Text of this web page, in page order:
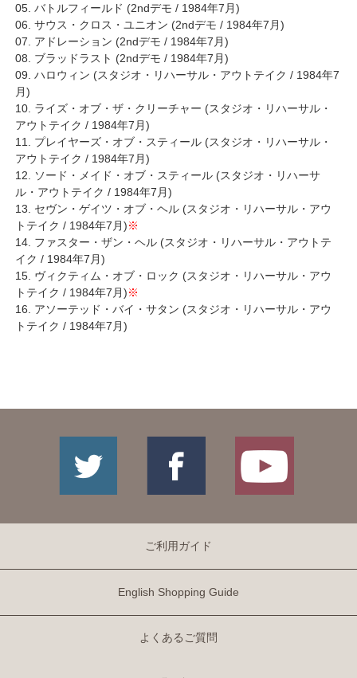
05. バトルフィールド (2ndデモ / 1984年7月)
06. サウス・クロス・ユニオン (2ndデモ / 1984年7月)
07. アドレーション (2ndデモ / 1984年7月)
08. ブラッドラスト (2ndデモ / 1984年7月)
09. ハロウィン (スタジオ・リハーサル・アウトテイク / 1984年7
月)
10. ライズ・オブ・ザ・クリーチャー (スタジオ・リハーサル・
アウトテイク / 1984年7月)
11. プレイヤーズ・オブ・スティール (スタジオ・リハーサル・
アウトテイク / 1984年7月)
12. ソード・メイド・オブ・スティール (スタジオ・リハーサ
ル・アウトテイク / 1984年7月)
13. セヴン・ゲイツ・オブ・ヘル (スタジオ・リハーサル・アウ
トテイク / 1984年7月)※
14. ファスター・ザン・ヘル (スタジオ・リハーサル・アウトテ
イク / 1984年7月)
15. ヴィクティム・オブ・ロック (スタジオ・リハーサル・アウ
トテイク / 1984年7月)※
16. アソーテッド・バイ・サタン (スタジオ・リハーサル・アウ
トテイク / 1984年7月)
ご利用ガイド
English Shopping Guide
よくあるご質問